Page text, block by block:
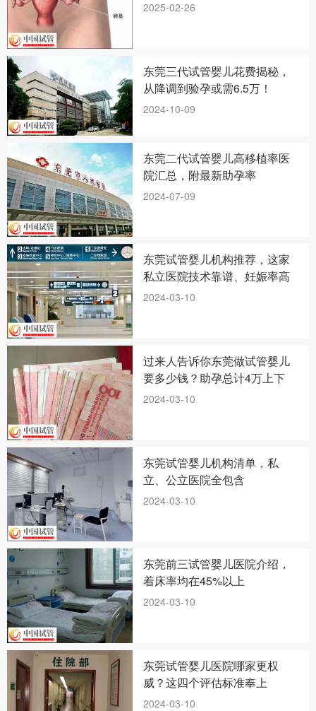
2025-02-26
东莞三代试管婴儿花费揭秘，
从降调到验孕或需6.5万！
2024-10-09
东莞二代试管婴儿高移植率医
院汇总，附最新助孕率
2024-07-09
东莞试管婴儿机构推荐，这家
私立医院技术靠谱、妊娠率高
2024-03-10
过来人告诉你东莞做试管婴儿
要多少钱？助孕总计4万上下
2024-03-10
东莞试管婴儿机构清单，私
立、公立医院全包含
2024-03-10
东莞前三试管婴儿医院介绍，
着床率均在45%以上
2024-03-10
东莞试管婴儿医院哪家更权
威？这四个评估标准奉上
2024-03-10